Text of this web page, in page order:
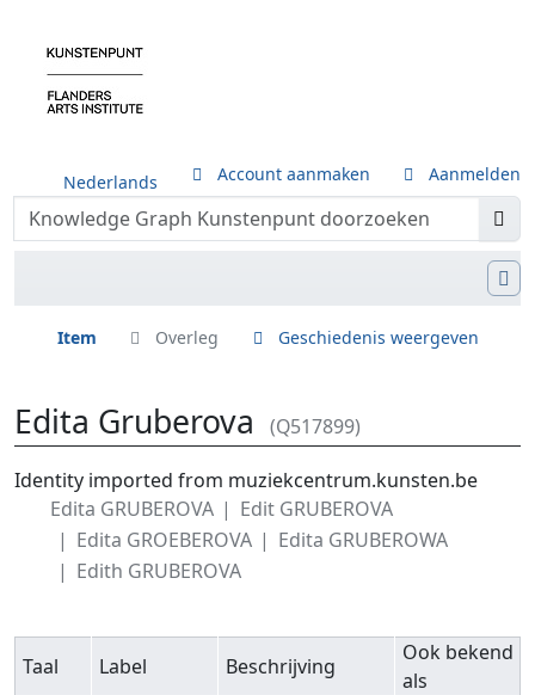
Nederlands Account aanmaken Aanmelden
Item Overleg Geschiedenis weergeven
Edita Gruberova (Q517899)
Ga naar: navigatie ,zoeken
Identity imported from muziekcentrum.kunsten.be
Edita GRUBEROVA
Edit GRUBEROVA
Edita GROEBEROVA
Edita GRUBEROWA
Edith GRUBEROVA
Taal Label Beschrijving
Ook bekend
als